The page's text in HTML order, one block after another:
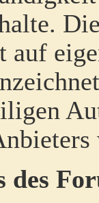
auf
des